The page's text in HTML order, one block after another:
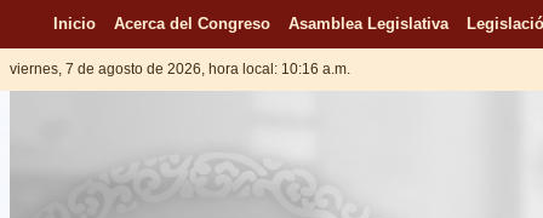
Inicio Acerca del Congreso Asamblea Legislativa
viernes, 7 de agosto de 2026, hora local: 10:16 a.m.